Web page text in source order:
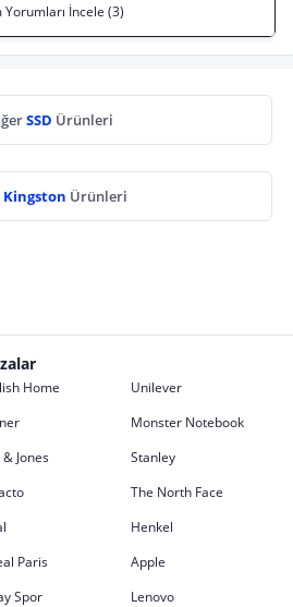
Yorumları İncele (3)
SSD Ürünleri
Kingston Ürünleri
Home
Unilever
Monster Notebook
& Jones
Stanley
The North Face
Henkel
Paris
Apple
Spor
Lenovo